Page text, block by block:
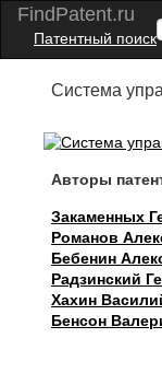
FindPatent.ru
Патентный поиск
Система
Авторы
Закаменных
Романов
Бебенин
Радзинский
Хахин
Бенсон